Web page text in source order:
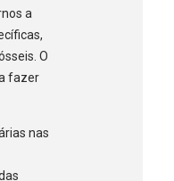
a
O
fazer
nas